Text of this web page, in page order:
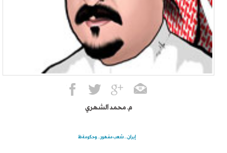
م. محمد الشهري
إيران... شعب مقهور... وحكومة ظ